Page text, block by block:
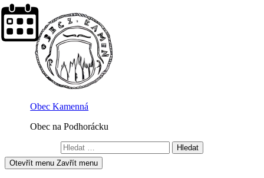
Skip
to
content
Obec Kamenná
Obec na Podhorácku
Vyhledávání
Otevřít menu Zavřít menu